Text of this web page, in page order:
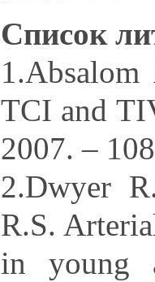
Список
TCI and
2007. –
2.Dwyer
R.S.
in young